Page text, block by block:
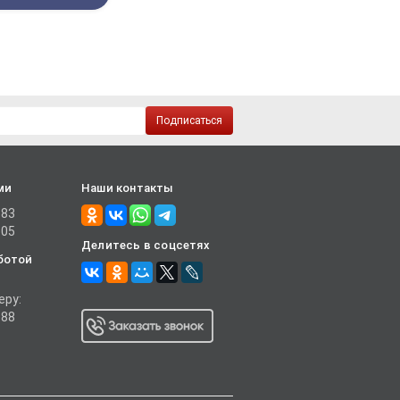
Подписаться
Наши контакты
Делитесь в соцсетях